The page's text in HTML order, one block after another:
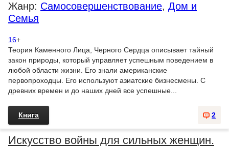
Жанр: Самосовершенствование, Дом и
Семья
16+
Теория Каменного Лица, Черного Сердца описывает тайный
закон природы, который управляет успешным поведением в
любой области жизни. Его знали американские
первопроходцы. Его используют азиатские бизнесмены. С
древних времен и до наших дней все успешные...
2
Книга
Искусство войны для сильных женщин.